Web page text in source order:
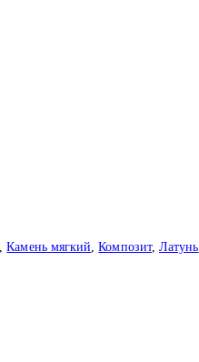
,Камень мягкий ,Композит,Латунь